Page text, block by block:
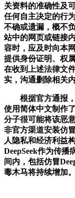
关资料的准确性及
任何自主决定的行
不确或遗漏，概不
站中的网页或链接
容时，应及时向本
提供身份证明、权
在收到上述法律文
实，沟通删除相关
根据官方通报，
使用简体中文制作
分子很可能将该恶
非官方渠道安装仿
人隐私和经济利益
DeepSeek作为传
间内，包括仿冒
毒木马将持续增加。